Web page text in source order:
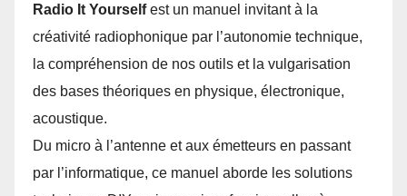
Radio It Yourselfest un manuel invitant à la
créativité radiophonique par l’autonomie technique,
la compréhension de nos outils et la vulgarisation
des bases théoriques en physique, électronique,
acoustique.
Du micro à l’antenne et aux émetteurs en passant
par l’informatique, ce manuel aborde les solutions